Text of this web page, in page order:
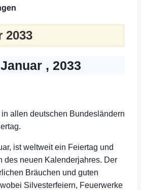
2033
, 2033
allen deutschen Bundesländern
ist weltweit ein Feiertag und
des neuen Kalenderjahres. Der
Bräuchen und guten
Silvesterfeiern, Feuerwerke